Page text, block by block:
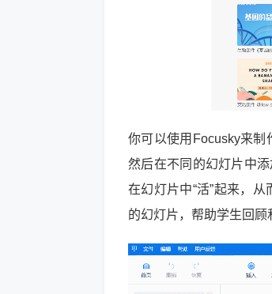
你可以使用Focusky来制
然后在不同的幻灯片中
在幻灯片中“活”起来，
的幻灯片，帮助学生回顾